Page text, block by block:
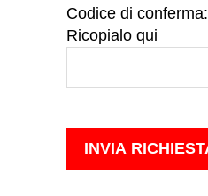
Codice di conferma:
Ricopialo qui